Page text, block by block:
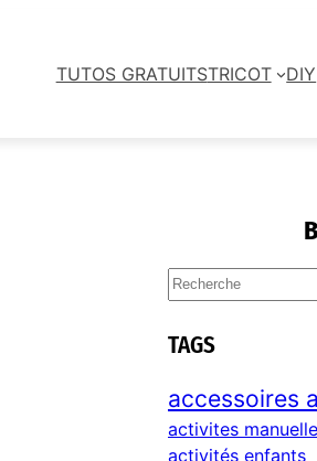
TUTOS GRATUITSTRICOT DIY
S
e
a
r
h
TAGS
accessoires
activites
activités enfants